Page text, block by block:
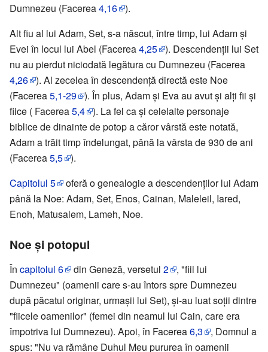
Dumnezeu (Facerea4,16 ).
Alt fiu al lui Adam, Set, s-a născut, între timp, lui Adam şi
Evei în locul lui Abel (Facerea4,25 ). Descendenţii lui Set
nu au pierdut niciodată legătura cu Dumnezeu (Facerea
4,26 ). Al zecelea în descendenţă directă este Noe
(Facerea5,1-29 ). În plus, Adam şi Eva au avut şi alţi fii şi
fiice ( Facerea5,4 ). La fel ca şi celelalte personaje
biblice de dinainte de potop a căror vârstă este notată,
Adam a trăit timp îndelungat, până la vârsta de 930 de ani
(Facerea5,5 ).
Capitolul 5
oferă o genealogie a descendenţilor lui Adam
până la Noe: Adam, Set, Enos, Cainan, Maleleil, Iared,
Enoh, Matusalem, Lameh, Noe.
Noe şi potopul
În capitolul 6 din Geneză, versetul 2
, "fiii lui
Dumnezeu" (oamenii care s-au întors spre Dumnezeu
după păcatul originar, urmașii lui Set), și-au luat soţii dintre
"fiicele oamenilor" (femei din neamul lui Cain, care era
împotriva lui Dumnezeu). Apoi, în Facerea6,3
, Domnul a
spus: "Nu va rămâne Duhul Meu pururea în oamenii